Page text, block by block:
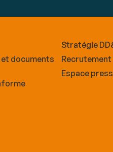
documents
Stratégie
Recrutement
Espace